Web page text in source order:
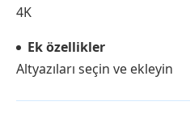
4K
Ek özellikler
Altyazıları seçin ve ekleyin